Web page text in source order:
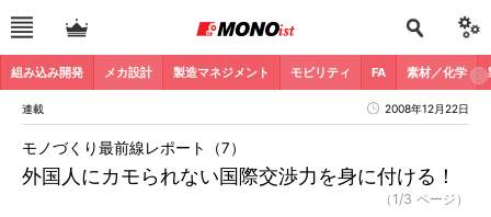
組み込み開発 メカ設計 製造マネジメント モビリティ FA 素材／化学
連載 2008年12月22日
外国人にカモられない国際交渉力を身に付ける！
モノづくり最前線レポート（7）
（1/3 ページ）